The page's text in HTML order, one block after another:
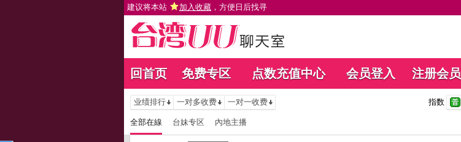
建议将本站 加入收藏 ，方便日后找寻
回首页 免费专区 点数充值中心 会员登入 注册会员
业绩排行 一对多收费 一对一收费 指数
全部在線 台妹专区 內地主播